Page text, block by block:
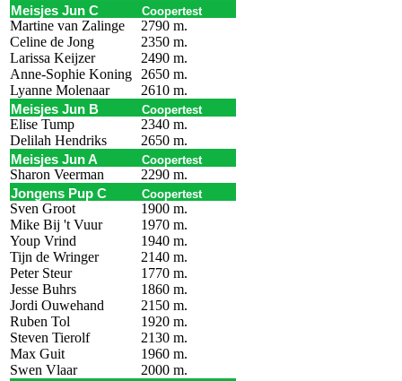
Meisjes Jun C Coopertest
Martine van Zalinge
2790 m.
Celine de Jong
2350 m.
Larissa Keijzer
2490 m.
Anne-Sophie Koning
2650 m.
Lyanne Molenaar
2610 m.
Meisjes Jun B Coopertest
Elise Tump
2340 m.
Delilah Hendriks
2650 m.
Meisjes Jun A Coopertest
Sharon Veerman 2290 m.
Jongens Pup C Coopertest
Sven Groot
1900 m.
Mike Bij 't Vuur
1970 m.
Youp Vrind
1940 m.
Tijn de Wringer
2140 m.
Peter Steur
1770 m.
Jesse Buhrs
1860 m.
Jordi Ouwehand
2150 m.
Ruben Tol
1920 m.
Steven Tierolf
2130 m.
Max Guit
1960 m.
Swen Vlaar
2000 m.